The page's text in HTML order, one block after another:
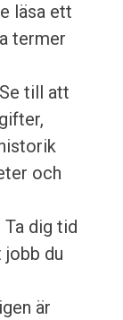
läsa ett
termer
till att
och
Ta dig tid
du
är